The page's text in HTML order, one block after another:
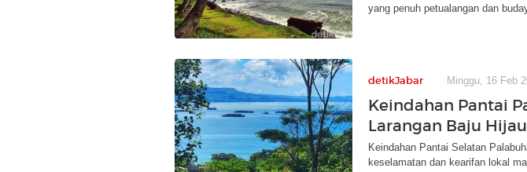
yang penuh petualangan dan
detikJabar Minggu, 16 Feb
Keindahan Pantai
Larangan Baju Hijau
Keindahan Pantai Selatan
keselamatan dan kearifan lokal